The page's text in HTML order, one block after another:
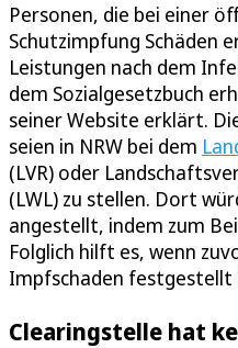
Personen, die bei einer
Schutzimpfung Schäden
Leistungen nach dem
dem Sozialgesetzbuch
seiner Website erklärt.
seien in NRW bei dem
(LVR) oder
(LWL) zu stellen. Dort
angestellt, indem zum
Folglich hilft es, wenn
Impfschaden festgestellt
Clearingstelle hat